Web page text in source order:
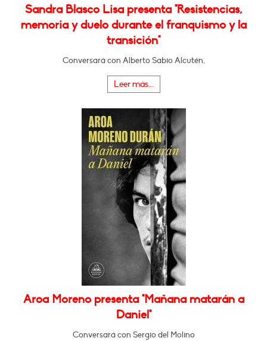
Sandra Blasco Lisa presenta "Resistencias,
memoria y duelo durante el franquismo y la
transición"
Conversará con Alberto Sabio Alcutén,
Leer más...
Aroa Moreno presenta "Mañana matarán a
Daniel"
Conversará con Sergio del Molino